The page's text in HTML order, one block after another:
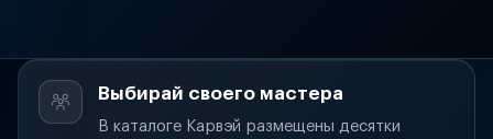
Выбирай своего мастера
В каталоге Карвэй размещены десятки